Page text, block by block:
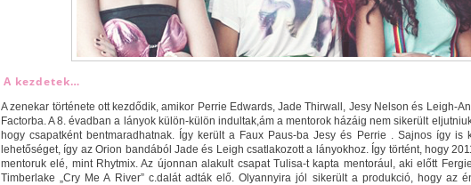
A kezdetek…
A zenekar története ott kezdődik, amikor Perrie Edwards, Jade Thirwall, Jesy Nelson és Leigh-
Factorba. A 8. évadban a lányok külön-külön indultak,ám a mentorok házáig nem sikerült
hogy csapatként bentmaradhatnak. Így került a Faux Paus-ba Jesy és Perrie . Sajnos így is
lehetőséget, így az Orion bandából Jade és Leigh csatlakozott a lányokhoz. Így történt, hogy
mentoruk elé, mint Rhytmix. Az újonnan alakult csapat Tulisa-t kapta mentorául, aki előtt
Timberlake „Cry Me A River” c.dalát adták elő. Olyannyira jól sikerült a produkció, hogy az